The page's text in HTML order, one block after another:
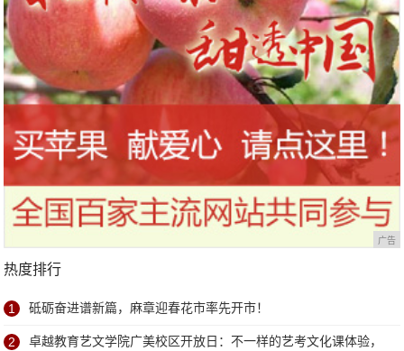
广告
热度排行
1 砥砺奋进谱新篇，麻章迎春花市率先开市！
2 卓越教育艺文学院广美校区开放日：不一样的艺考文化课体验，